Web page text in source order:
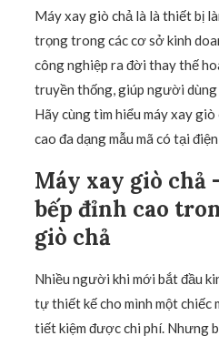
Máy xay giò chả là là thiết bị
trọng trong các cơ sở kinh
công nghiệp ra đời thay thế
truyền thống, giúp người dùng
Hãy cùng tìm hiểu máy xay
cao đa dạng mẫu mã có tại
Máy xay giò chả
bếp đỉnh cao
giò chả
Nhiều người khi mới bắt đầu
tự thiết kế cho mình một chiếc
tiết kiệm được chi phí. Nhưng